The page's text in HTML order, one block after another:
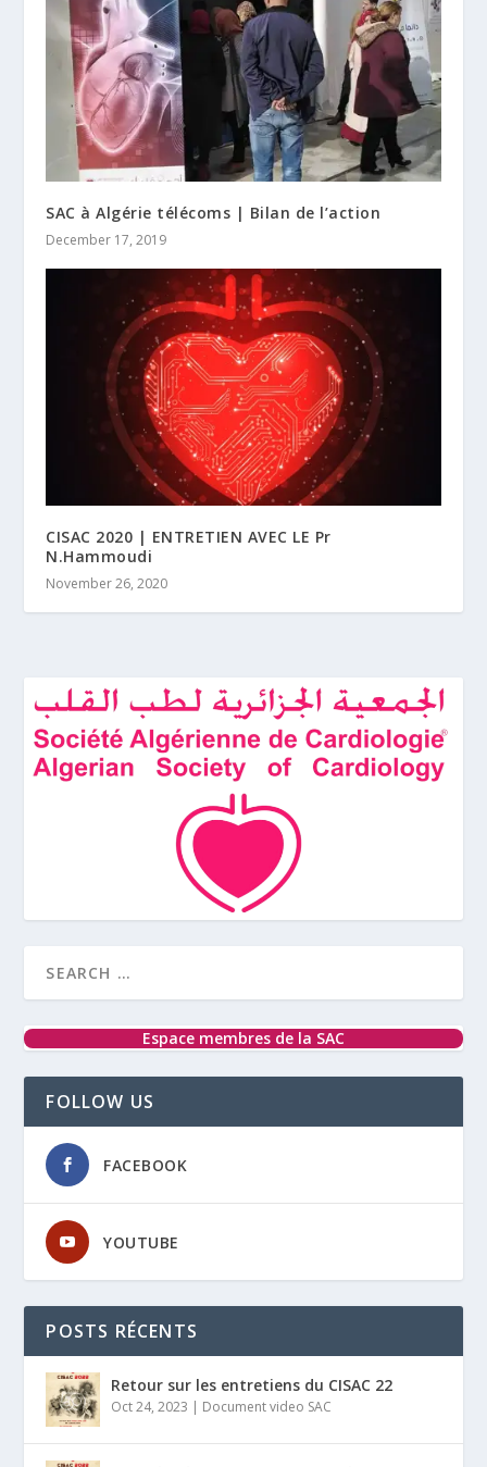
SAC à Algérie télécoms | Bilan de l’action
December 17, 2019
CISAC 2020 | ENTRETIEN AVEC LE Pr
N.Hammoudi
November 26, 2020
Espace membres de la SAC
FOLLOW US
FACEBOOK
YOUTUBE
POSTS RÉCENTS
Retour sur les entretiens du CISAC 22
Oct 24, 2023 | Document video SAC